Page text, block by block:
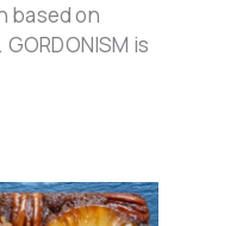
based on
is